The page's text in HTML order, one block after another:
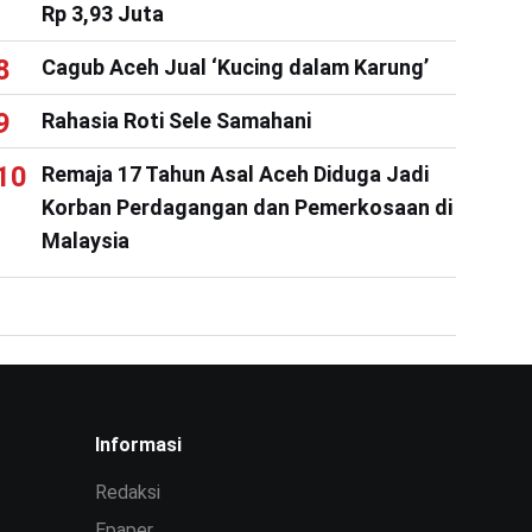
Rp 3,93 Juta
Cagub Aceh Jual ‘Kucing dalam Karung’
Rahasia Roti Sele Samahani
Remaja 17 Tahun Asal Aceh Diduga Jadi
Korban Perdagangan dan Pemerkosaan di
Malaysia
Informasi
Redaksi